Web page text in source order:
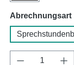
Abrechnungsart
Produkt